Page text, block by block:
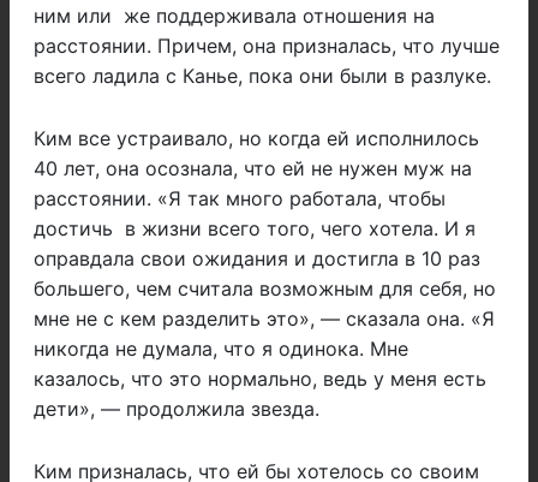
ним или же поддерживала отношения на
расстоянии. Причем, она призналась, что лучше
всего ладила с Канье, пока они были в разлуке.
Ким все устраивало, но когда ей исполнилось
40 лет, она осознала, что ей не нужен муж на
расстоянии. «Я так много работала, чтобы
достичь в жизни всего того, чего хотела. И я
оправдала свои ожидания и достигла в 10 раз
большего, чем считала возможным для себя, но
мне не с кем разделить это», — сказала она. «Я
никогда не думала, что я одинока. Мне
казалось, что это нормально, ведь у меня есть
дети», — продолжила звезда.
Ким призналась, что ей бы хотелось со своим